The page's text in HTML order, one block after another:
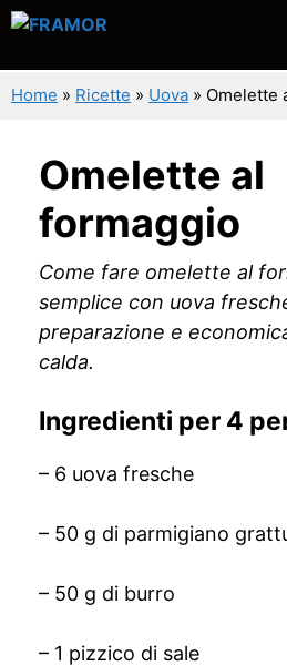
Vai
contenuto
Home » Ricette » Uova » Omelette
Omelette al
formaggio
Come fare omelette al
semplice con uova
preparazione e
calda.
Ingredienti per 4
– 6 uova fresche
– 50 g di parmigiano
– 50 g di burro
– 1 pizzico di sale